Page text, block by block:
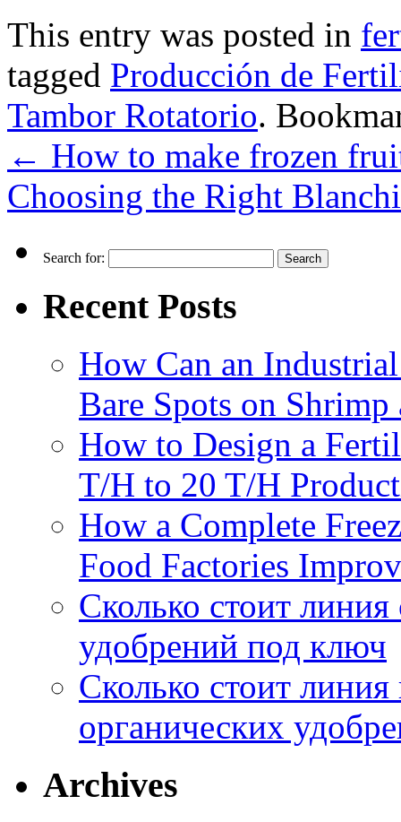
This entry was posted in
tagged Producción de
Tambor Rotatorio.
← How to make frozen
Choosing the Right
Search for:
Recent Posts
How Can an
Bare Spots on Shrimp
How to Design a
T/H to 20 T/H
How a Complete
Food Factories
Сколько стоит
удобрений под ключ
Сколько стоит
органических
Archives